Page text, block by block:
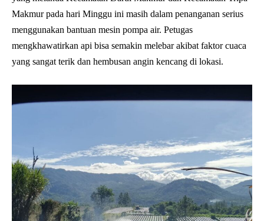
Makmur pada hari Minggu ini masih dalam penanganan serius
menggunakan bantuan mesin pompa air. Petugas
mengkhawatirkan api bisa semakin melebar akibat faktor cuaca
yang sangat terik dan hembusan angin kencang di lokasi.